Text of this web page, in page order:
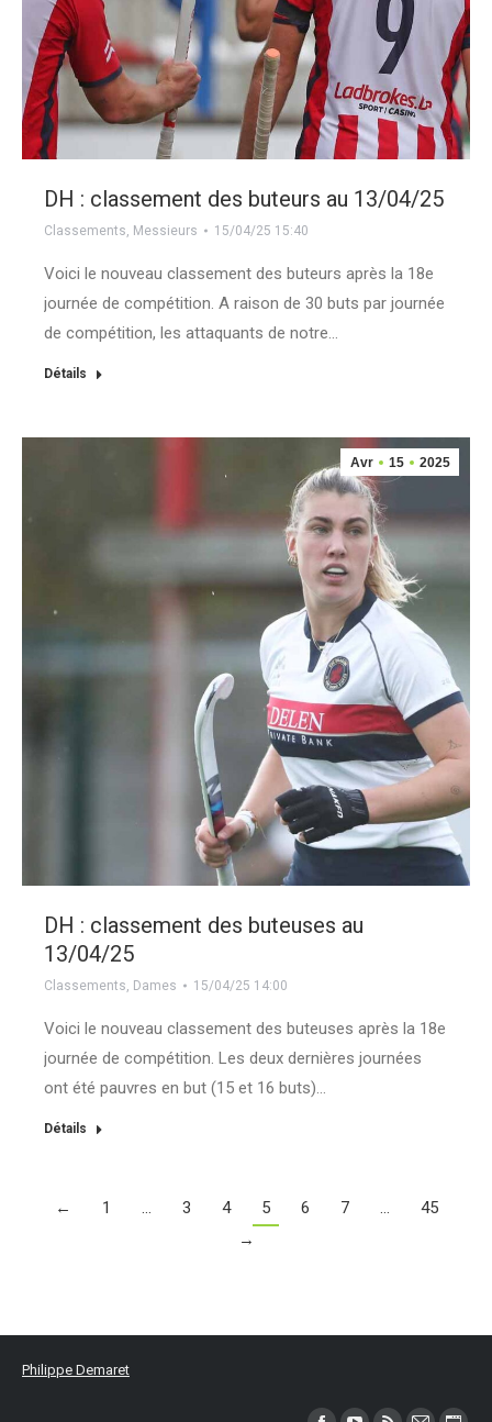
DH : classement des buteurs au 13/04/25
Classements, Messieurs 15/04/25 15:40
Voici le nouveau classement des buteurs après la 18e
journée de compétition. A raison de 30 buts par journée
de compétition, les attaquants de notre…
Détails
Avr 15 2025
DH : classement des buteuses au
13/04/25
Classements, Dames 15/04/25 14:00
Voici le nouveau classement des buteuses après la 18e
journée de compétition. Les deux dernières journées
ont été pauvres en but (15 et 16 buts)…
Détails
← 1 … 3 4 5 6 7 …
45
→
Philippe Demaret